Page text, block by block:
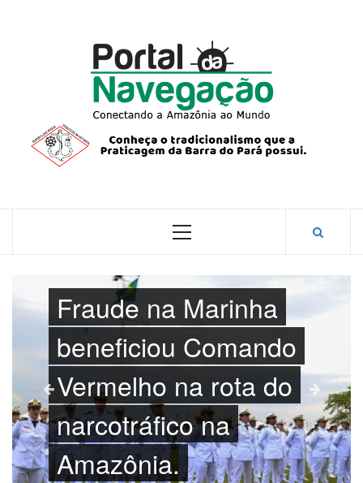
CONECTANDO A AMAZÔNIA COM O MUNDO.
Primary
Fraude na Marinha
beneficiou Comando
Vermelho na rota do
narcotráfico na
Amazônia.